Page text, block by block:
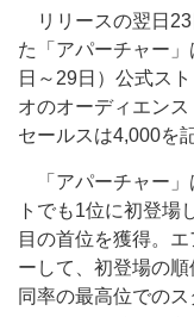
リリースの翌日23
た「アパーチャー
日～29日）公式ス
オのオーディエンス
セールスは4,000を
「アパーチャー」
トでも1位に初登場
目の首位を獲得。
ーして、初登場の
同率の最高位での